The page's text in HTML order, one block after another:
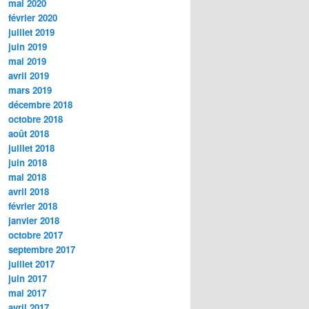
mai 2020
février 2020
juillet 2019
juin 2019
mai 2019
avril 2019
mars 2019
décembre 2018
octobre 2018
août 2018
juillet 2018
juin 2018
mai 2018
avril 2018
février 2018
janvier 2018
octobre 2017
septembre 2017
juillet 2017
juin 2017
mai 2017